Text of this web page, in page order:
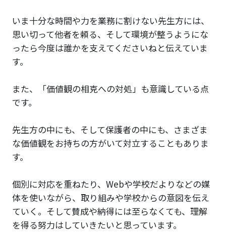
いま十分な時間や力を業務に割けない先生方には、
思い切って他者を頼る、そして環境が整うようにな
ったら今度は誰かを支えてくださいねと伝えていま
す。
また、「価値観の相克への対処」も意識している点
です。
先生方の中にも、そして保護者の中にも、さまざま
な価値観をお持ちの方がいて対立することもありま
す。
個別に対応を重ねたり、Webや学校だよりなどの媒
体を使いながら、取り組みや学校からの意図を伝え
ていく。そして賛成や納得には至らなくても、理解
を得る努力はしていきたいと思っています。